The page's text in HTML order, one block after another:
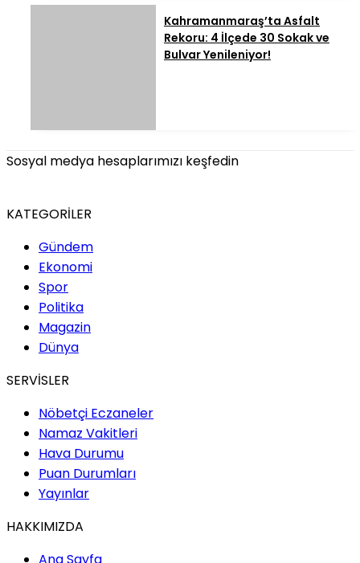
Kahramanmaraş’ta Asfalt
Rekoru: 4 İlçede 30 Sokak ve
Bulvar Yenileniyor!
Sosyal medya hesaplarımızı keşfedin
KATEGORİLER
Gündem
Ekonomi
Spor
Politika
Magazin
Dünya
SERVİSLER
Nöbetçi Eczaneler
Namaz Vakitleri
Hava Durumu
Puan Durumları
Yayınlar
HAKKIMIZDA